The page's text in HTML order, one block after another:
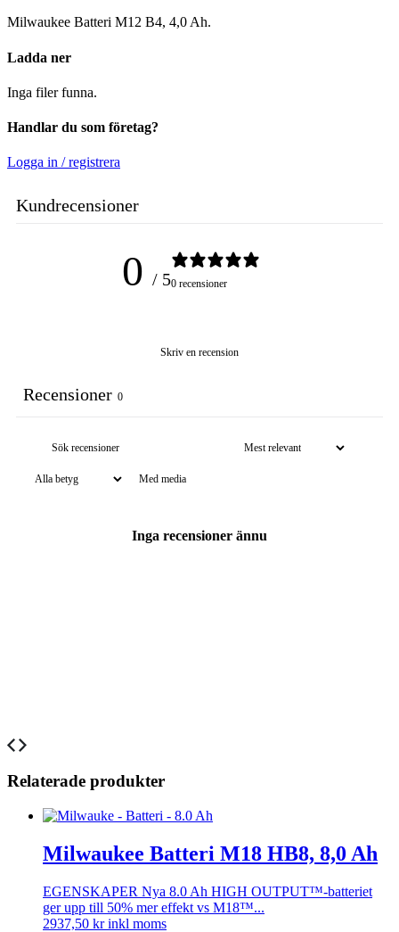
Milwaukee Batteri M12 B4, 4,0 Ah.
Ladda ner
Inga filer funna.
Handlar du som företag?
Logga in / registrera
Kundrecensioner
0 / 50 recensioner
Skriv en recension
Recensioner 0
Med media
Inga recensioner ännu
Relaterade produkter
Milwaukee Batteri M18 HB8, 8,0 Ah
EGENSKAPER Nya 8.0 Ah HIGH OUTPUT™-batteriet
ger upp till 50% mer effekt vs M18™...
2937,50 kr inkl moms